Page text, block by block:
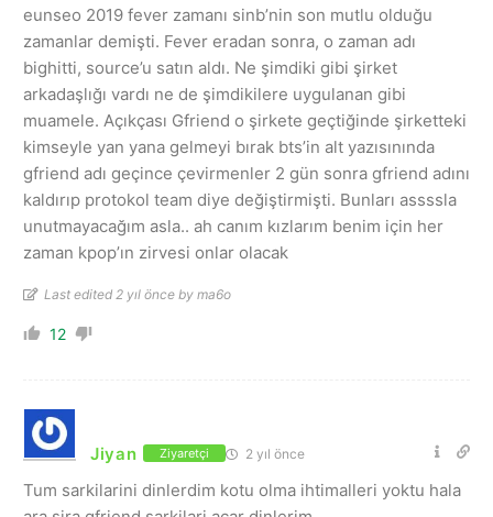
eunseo 2019 fever zamanı sinb’nin son mutlu olduğu
zamanlar demişti. Fever eradan sonra, o zaman adı
bighitti, source’u satın aldı. Ne şimdiki gibi şirket
arkadaşlığı vardı ne de şimdikilere uygulanan gibi
muamele. Açıkçası Gfriend o şirkete geçtiğinde şirketteki
kimseyle yan yana gelmeyi bırak bts’in alt yazısınında
gfriend adı geçince çevirmenler 2 gün sonra gfriend adını
kaldırıp protokol team diye değiştirmişti. Bunları assssla
unutmayacağım asla.. ah canım kızlarım benim için her
zaman kpop’ın zirvesi onlar olacak
Last edited 2 yıl önce by ma6o
12
Jiyan Ziyaretçi 2 yıl önce
Tum sarkilarini dinlerdim kotu olma ihtimalleri yoktu hala